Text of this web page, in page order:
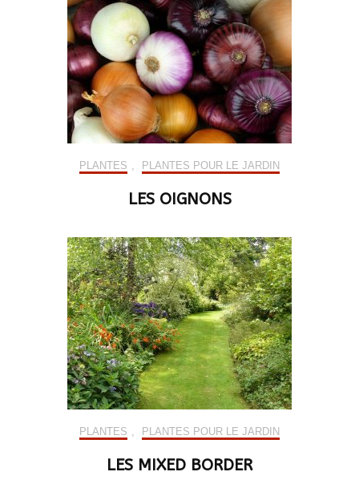
PLANTES , PLANTES POUR LE JARDIN
LES OIGNONS
PLANTES , PLANTES POUR LE JARDIN
LES MIXED BORDER